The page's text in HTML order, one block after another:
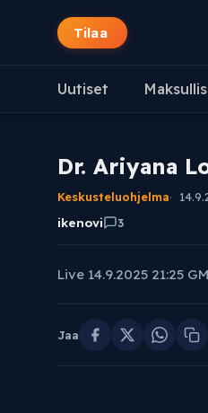
Tilaa
Uutiset
Dr. Ariyana
Keskusteluohjelma
ikenovi 3
Live 14.9.2025 21:25
Jaa